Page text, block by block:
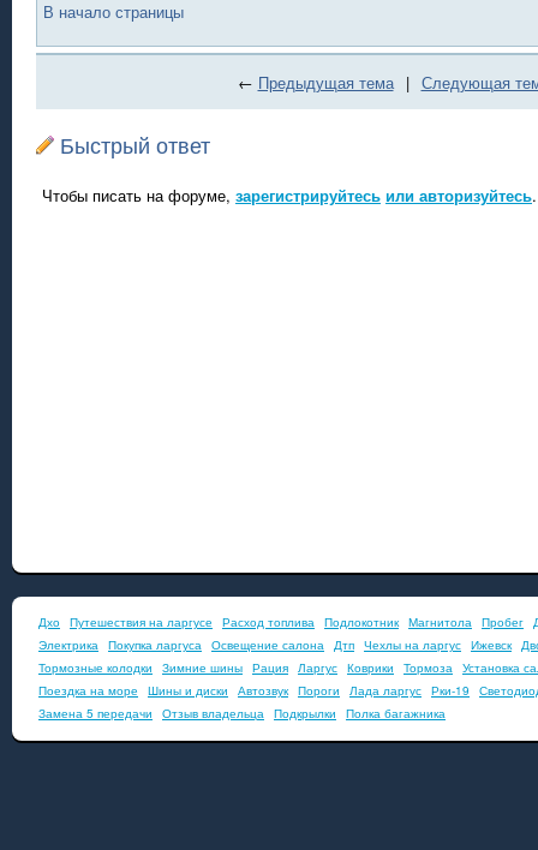
В начало страницы
← Предыдущая тема | Следующая
Быстрый ответ
Чтобы писать на форуме, зарегистрируйтесь или авторизуйтесь.
Дхо Путешествия на ларгусе Расход топлива Подлокотник Магнитола Пробег
Электрика Покупка ларгуса Освещение салона Дтп Чехлы на ларгус Ижевск
Тормозные колодки
Зимние шины Рация Ларгус Коврики Тормоза Установка
Поездка на море
Шины и диски Автозвук Пороги Лада ларгус Рки-19
Замена 5 передачи
Отзыв владельца Подкрылки Полка багажника